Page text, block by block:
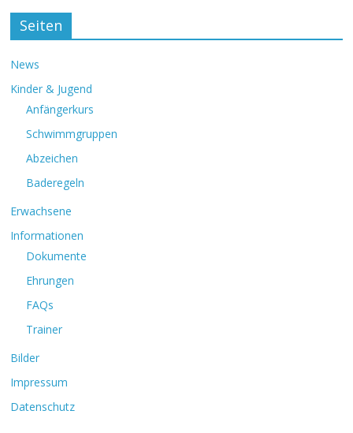
Seiten
News
Kinder & Jugend
Anfängerkurs
Schwimmgruppen
Abzeichen
Baderegeln
Erwachsene
Informationen
Dokumente
Ehrungen
FAQs
Trainer
Bilder
Impressum
Datenschutz